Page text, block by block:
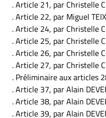
. Article 21, par Christelle
. Article 22, par Miguel
. Article 24, par Christelle
. Article 25, par Christelle
. Article 26, par Christelle
. Article 27, par Christelle
. Préliminaire aux articles
. Article 37, par Alain
. Article 38, par Alain
. Article 39, par Alain